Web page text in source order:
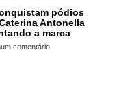
pódios
Antonella
a marca
comentário